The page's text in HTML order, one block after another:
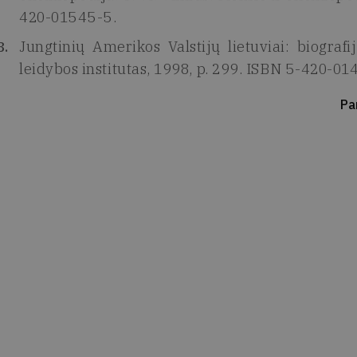
420-01545-5.
Jungtinių Amerikos Valstijų lietuviai:
leidybos institutas, 1998, p. 299. ISBN 5-420-